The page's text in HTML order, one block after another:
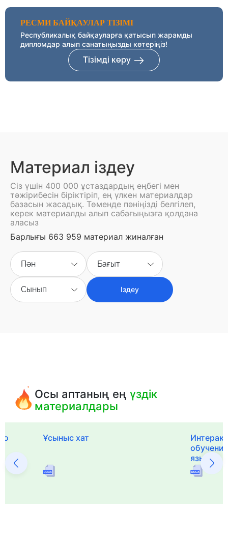
РЕСМИ БАЙҚАУЛАР ТІЗІМІ
Республикалық байқауларға қатысып жарамды
дипломдар алып санатыңызды көтеріңіз!
Тізімді көру
Материал іздеу
Сіз үшін 400 000 ұстаздардың еңбегі мен
тәжірибесін біріктіріп, ең үлкен материалдар
базасын жасадық. Төменде пәніңізді белгілеп,
керек материалды алып сабағыңызға қолдана
аласыз
Барлығы 663 959 материал жиналған
Пән Бағыт
Сынып Іздеу
Осы аптаның еңүздік
материалдары
Ұсыныс хат
языка и